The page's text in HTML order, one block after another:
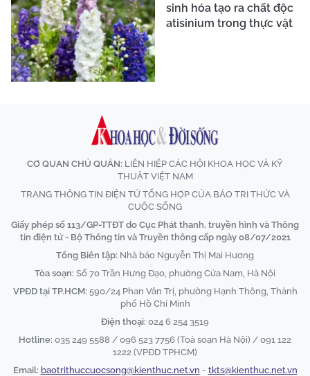
sinh hóa tạo ra chất độc
atisinium trong thực vật
CƠ QUAN CHỦ QUẢN: LIÊN HIỆP CÁC HỘI KHOA HỌC VÀ KỸ
THUẬT VIỆT NAM
TRANG THÔNG TIN ĐIỆN TỬ TỔNG HỢP CỦA BÁO TRI THỨC VÀ
CUỘC SỐNG
Giấy phép số 113/GP-TTĐT do Cục Phát thanh, truyền hình và Thông
tin điện tử - Bộ Thông tin và Truyền thông cấp ngày 08/07/2021
Tổng Biên tập: Nhà báo Nguyễn Thị Mai Hương
Tòa soạn: Số 70 Trần Hưng Đạo, phường Cửa Nam, Hà Nội
VPĐD tại TP.HCM: 590/24 Phan Văn Trị, phường Hạnh Thông, Thành
phố Hồ Chí Minh
Điện thoại: 024 6 254 3519
Hotline: 035 249 5588 / 096 523 7756 (Toà soạn Hà Nội) / 091 122
1222 (VPĐD TPHCM)
Email: baotrithuccuocsong@kienthuc.net.vn - tkts@kienthuc.net.vn